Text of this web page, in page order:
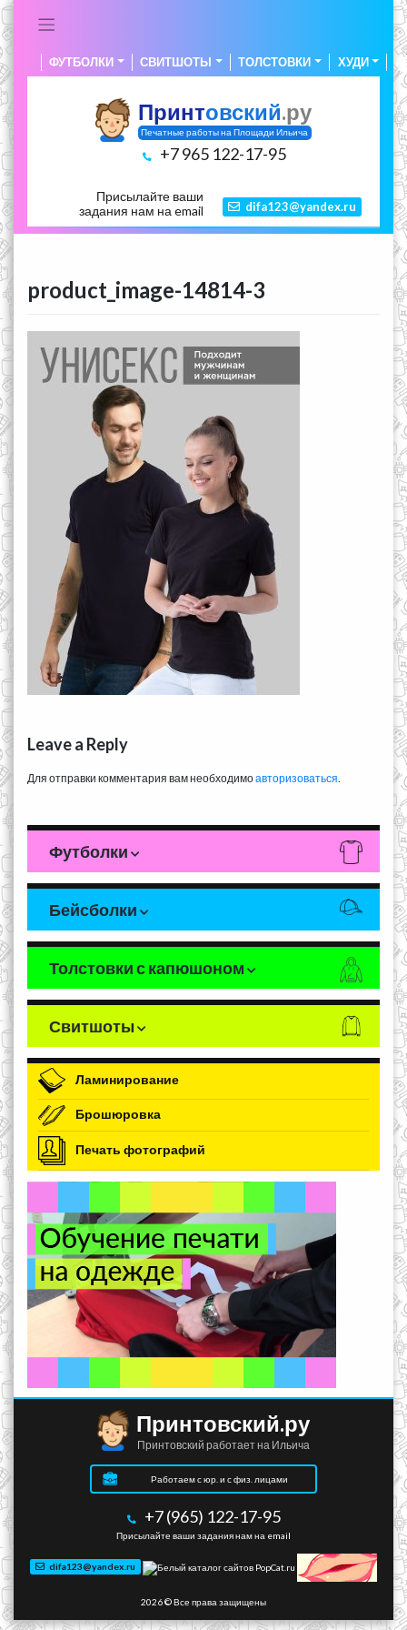
ФУТБОЛКИ СВИТШОТЫ ТОЛСТОВКИ ХУДИ
Принтовский.ру
Печатные работы на Площади Ильича
+7 965 122-17-95
Присылайте ваши
задания нам на email
difa123@yandex.ru
product_image-14814-3
Leave a Reply
Для отправки комментария вам необходимоавторизоваться
Футболки
Бейсболки
Толстовки с капюшоном
Свитшоты
Ламинирование
Брошюровка
Печать фотографий
Принтовский.ру
Принтовский работает на Ильича
Работаем с юр. и с физ. лицами
+7 (965) 122-17-95
Присылайте ваши задания нам на email
difa123@yandex.ru
2026 © Все права защищены